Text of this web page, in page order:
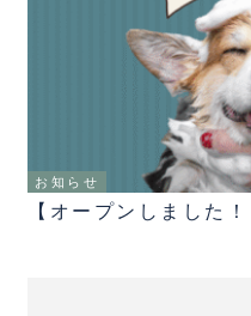
お知らせ
【オープンしました！